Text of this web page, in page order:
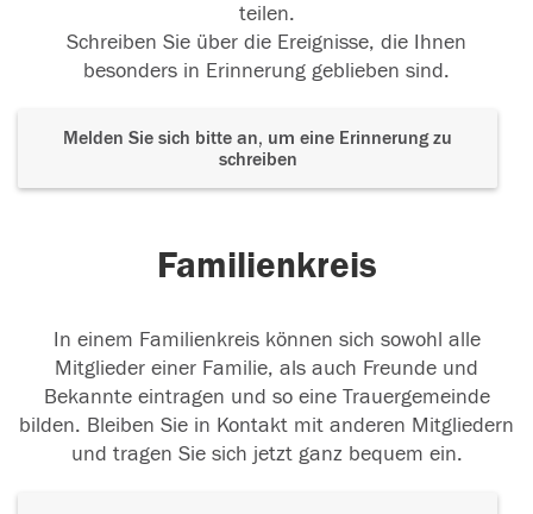
teilen.
Schreiben Sie über die Ereignisse, die Ihnen
besonders in Erinnerung geblieben sind.
Melden Sie sich bitte an, um eine Erinnerung zu
schreiben
Familienkreis
In einem Familienkreis können sich sowohl alle
Mitglieder einer Familie, als auch Freunde und
Bekannte eintragen und so eine Trauergemeinde
bilden. Bleiben Sie in Kontakt mit anderen Mitgliedern
und tragen Sie sich jetzt ganz bequem ein.